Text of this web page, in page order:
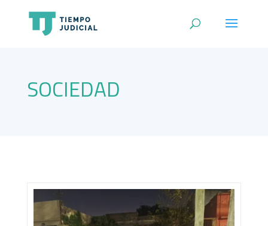
SOCIEDAD